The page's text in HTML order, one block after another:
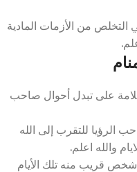
التخلص من الأزمات المادية
على تبدل أحوال صاحب
الرؤيا للتقرب إلى الله
والله اعلم.
شخص قريب منه تلك الأيام